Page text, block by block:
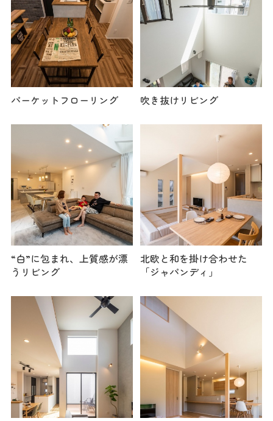
パーケットフローリング 吹き抜けリビング
“白”に包まれ、上質感が漂
うリビング
北欧と和を掛け合わせた
「ジャパンディ」